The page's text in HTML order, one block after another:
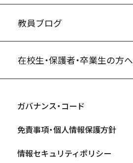
教員ブログ
在校生・保護者・卒業生の方へ
ガバナンス・コード
免責事項・個人情報保護方針
情報セキュリティポリシー